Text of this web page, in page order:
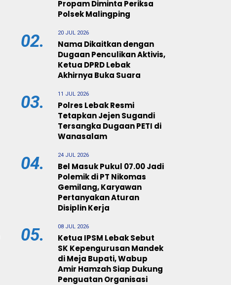
Propam Diminta Periksa
Polsek Malingping
02. 20 JUL 2026
Nama Dikaitkan dengan
Dugaan Penculikan Aktivis,
Ketua DPRD Lebak
Akhirnya Buka Suara
03. 11 JUL 2026
Polres Lebak Resmi
Tetapkan Jejen Sugandi
Tersangka Dugaan PETI di
Wanasalam
04. 24 JUL 2026
Bel Masuk Pukul 07.00 Jadi
Polemik di PT Nikomas
Gemilang, Karyawan
Pertanyakan Aturan
Disiplin Kerja
05. 08 JUL 2026
Ketua IPSM Lebak Sebut
SK Kepengurusan Mandek
di Meja Bupati, Wabup
Amir Hamzah Siap Dukung
Penguatan Organisasi